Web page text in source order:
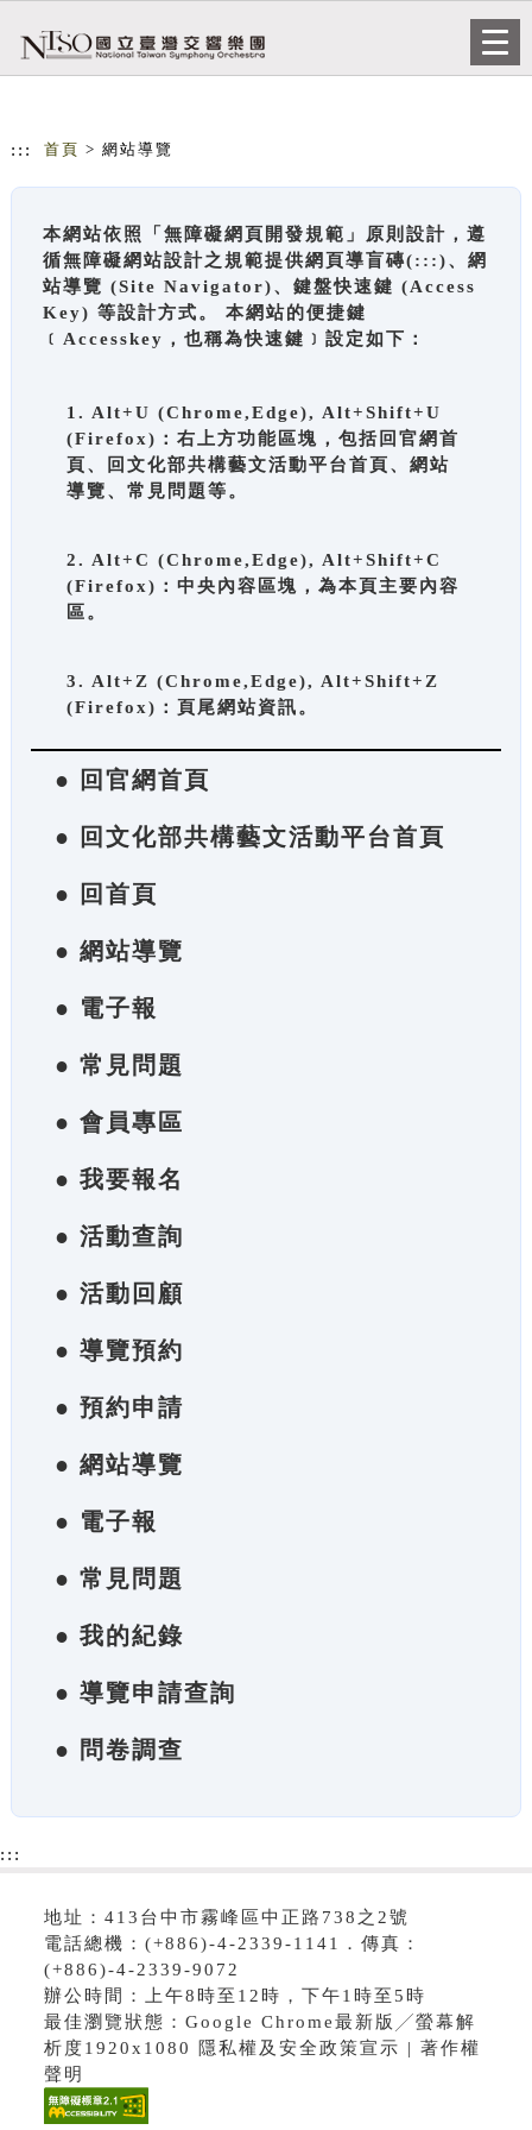
::: 首頁 > 網站導覽
本網站依照「無障礙網頁開發規範」原則設計，遵
循無障礙網站設計之規範提供網頁導盲磚(:::)、網
站導覽 (Site Navigator)、鍵盤快速鍵 (Access
Key) 等設計方式。 本網站的便捷鍵
﹝Accesskey，也稱為快速鍵﹞設定如下：
1. Alt+U (Chrome,Edge), Alt+Shift+U
(Firefox)：右上方功能區塊，包括回官網首
頁、回文化部共構藝文活動平台首頁、網站
導覽、常見問題等。
2. Alt+C (Chrome,Edge), Alt+Shift+C
(Firefox)：中央內容區塊，為本頁主要內容
區。
3. Alt+Z (Chrome,Edge), Alt+Shift+Z
(Firefox)：頁尾網站資訊。
● 回官網首頁
● 回文化部共構藝文活動平台首頁
● 回首頁
● 網站導覽
● 電子報
● 常見問題
● 會員專區
● 我要報名
● 活動查詢
● 活動回顧
● 導覽預約
● 預約申請
● 網站導覽
● 電子報
● 常見問題
● 我的紀錄
● 導覽申請查詢
● 問卷調查
:::
地址：413台中市霧峰區中正路738之2號
電話總機：(+886)-4-2339-1141．傳真：
(+886)-4-2339-9072
辦公時間：上午8時至12時，下午1時至5時
最佳瀏覽狀態：Google Chrome最新版╱螢幕解
析度1920x1080 隱私權及安全政策宣示 | 著作權
聲明